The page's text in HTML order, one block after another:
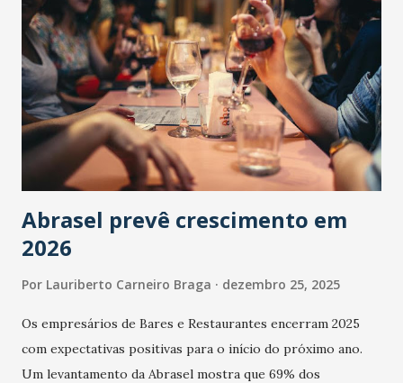
Abrasel prevê crescimento em
2026
Por Lauriberto Carneiro Braga dezembro 25, 2025
Os empresários de Bares e Restaurantes encerram 2025
com expectativas positivas para o início do próximo ano.
Um levantamento da Abrasel mostra que 69% dos